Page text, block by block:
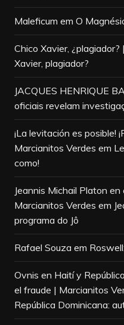
Maleficum em O
Chico Xavier,
Xavier, plagiador?
JACQUES HENRIQUE
oficiais revelam
¡La levitación es posible!
Marcianitos Verdes em
como!
Jeannis Michail Platon en
Marcianitos Verdes em
programa do Jô
Rafael Souza em
Ovnis en Haití y
el fraude | Marcianitos
República Dominicana: